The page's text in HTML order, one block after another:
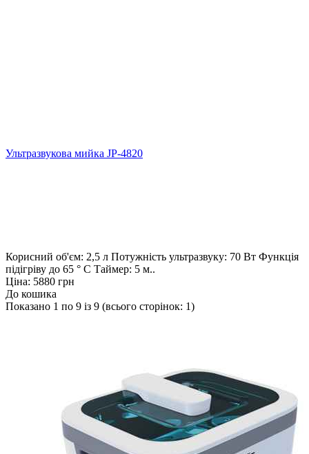
Ультразвукова мийка JP-4820
Корисний об'єм: 2,5 л Потужність ультразвуку: 70 Вт Функція
підігріву до 65 ° С Таймер: 5 м..
Ціна: 5880 грн
До кошика
Показано 1 по 9 із 9 (всього сторінок: 1)